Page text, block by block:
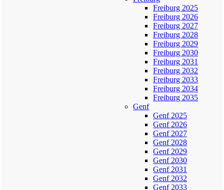
Freiburg 2025
Freiburg 2026
Freiburg 2027
Freiburg 2028
Freiburg 2029
Freiburg 2030
Freiburg 2031
Freiburg 2032
Freiburg 2033
Freiburg 2034
Freiburg 2035
Genf
Genf 2025
Genf 2026
Genf 2027
Genf 2028
Genf 2029
Genf 2030
Genf 2031
Genf 2032
Genf 2033